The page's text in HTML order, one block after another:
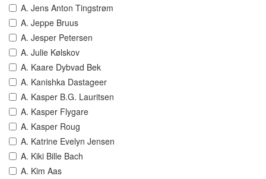
A. Jens Anton Tingstrøm
A. Jeppe Bruus
A. Jesper Petersen
A. Julie Kølskov
A. Kaare Dybvad Bek
A. Kanishka Dastageer
A. Kasper B.G. Lauritsen
A. Kasper Flygare
A. Kasper Roug
A. Katrine Evelyn Jensen
A. Kiki Bille Bach
A. Kim Aas